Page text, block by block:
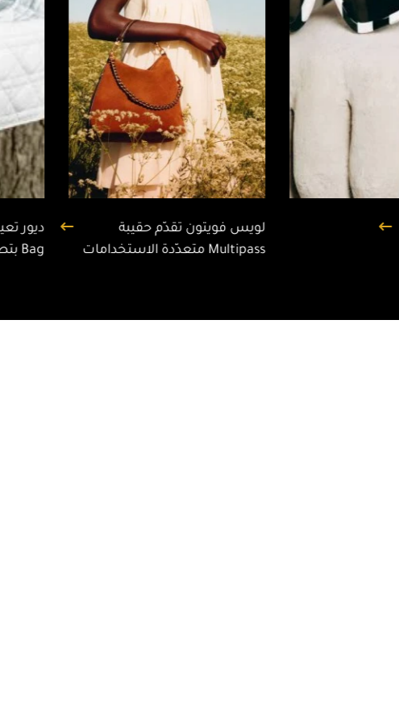
لويس فويتون تقدّم حقيبة
Multipass متعدّدة الاستخدامات
Bag بتصميم هوبو جديد